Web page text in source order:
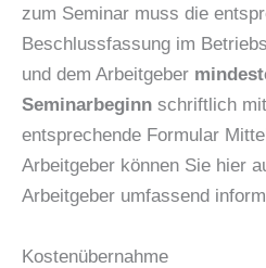
zum Seminar muss die
Beschlussfassung im
und dem Arbeitgeber
Seminarbeginn schriftlich
entsprechende Formular
Arbeitgeber können Sie hier
Arbeitgeber umfassend
Kostenübernahme